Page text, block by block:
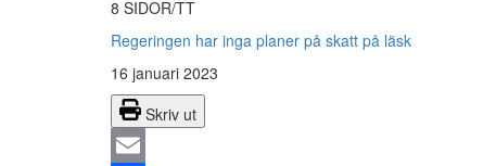
8 SIDOR/TT
Regeringen har inga planer på skatt på läsk
16 januari 2023
Skriv ut